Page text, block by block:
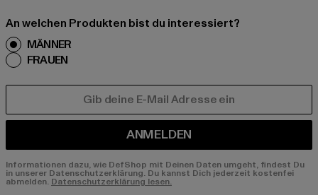
An welchen Produkten bist du interessiert?
MÄNNER
FRAUEN
ANMELDEN
Informationen dazu, wie DefShop mit Deinen Daten umgeht, findest Du
in unserer Datenschutzerklärung. Du kannst Dich jederzeit kostenfei
abmelden. Datenschutzerklärung lesen.